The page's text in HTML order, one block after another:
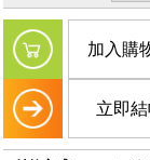
加入購
立即